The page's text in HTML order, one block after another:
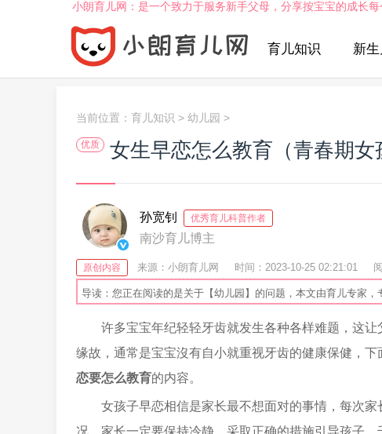
小朗育儿网：是一个致力于服务新手父母，分享按宝宝的成长
育儿知识 新
当前位置： 育儿知识 > 幼儿园 >
优质 女生早恋怎么教育（青春期女
孙宽钊 优秀育儿科普作者
南沙育儿博主
原创内容 来源：小朗育儿网 时间：2023-10-25 02:21:01
导读：您正在阅读的是关于【幼儿园】的问题，本文由育儿专家，
许多宝宝年纪轻轻牙齿就发生各种各样难题，这
缘故，通常是宝宝沒有自小就重视牙齿的健康保健，
恋要怎么教育的内容。
女孩子早恋相信是家长最不想面对的事情，每次
况，家长一定要保持冷静，采取正确的措施引导孩子，